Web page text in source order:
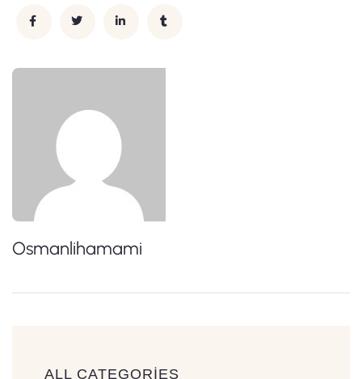
Osmanlihamami
ALL CATEGORIES